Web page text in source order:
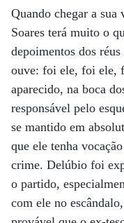
Quando chegar a
Soares terá muito o
depoimentos dos
ouve: foi ele, foi ele,
aparecido, na boca
responsável pelo
se mantido em
que ele tenha
crime. Delúbio foi
o partido,
com ele no